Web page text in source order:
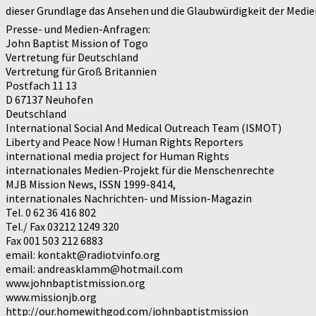
dieser Grundlage das Ansehen und die Glaubwürdigkeit der
Presse- und Medien-Anfragen:
John Baptist Mission of Togo
Vertretung für Deutschland
Vertretung für Groß Britannien
Postfach 11 13
D 67137 Neuhofen
Deutschland
International Social And Medical Outreach Team (ISMOT)
Liberty and Peace Now ! Human Rights Reporters
international media project for Human Rights
internationales Medien-Projekt für die Menschenrechte
MJB Mission News, ISSN 1999-8414,
internationales Nachrichten- und Mission-Magazin
Tel. 0 62 36 416 802
Tel./ Fax 03212 1249 320
Fax 001 503 212 6883
email: kontakt@radiotvinfo.org
email: andreasklamm@hotmail.com
www.johnbaptistmission.org
www.missionjb.org
http://our.homewithgod.com/johnbaptistmission